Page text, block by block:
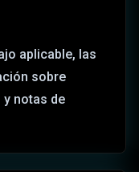
aplicable, las
sobre
notas de